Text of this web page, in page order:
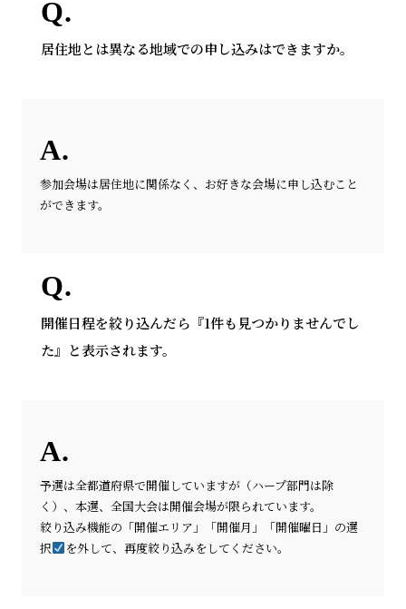
居住地とは異なる地域での申し込みはできますか。
参加会場は居住地に関係なく、お好きな会場に申し込むこと
ができます。
開催日程を絞り込んだら『1件も見つかりませんでし
た』と表示されます。
予選は全都道府県で開催していますが（ハープ部門は除
く）、本選、全国大会は開催会場が限られています。
絞り込み機能の「開催エリア」「開催月」「開催曜日」の選
択
を外して、再度絞り込みをしてください。